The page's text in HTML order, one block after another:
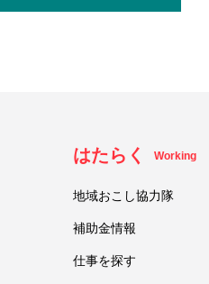
はたらく Working
地域おこし協力隊
補助金情報
仕事を探す